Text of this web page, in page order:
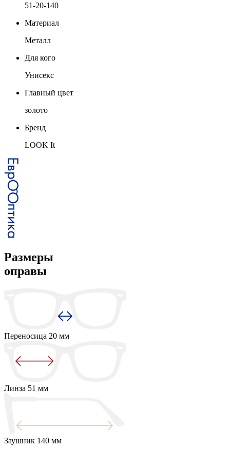
51-20-140
Материал
Металл
Для кого
Унисекс
Главный цвет
золото
Бренд
LOOK It
Размеры
оправы
Переносица 20 мм
Линза 51 мм
Заушник 140 мм